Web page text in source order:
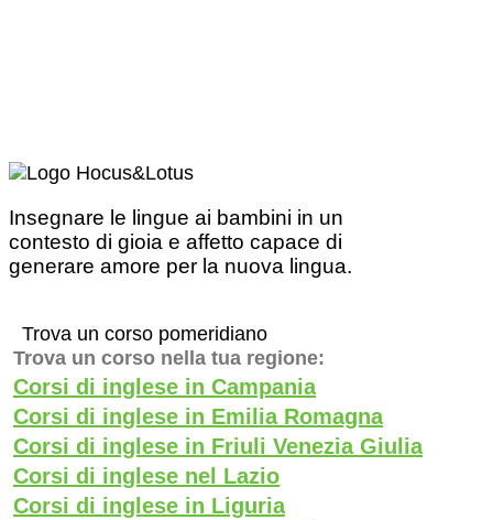
Insegnare le lingue ai bambini in un
contesto di gioia e affetto capace di
generare amore per la nuova lingua.
Trova un corso pomeridiano
Trova un corso nella tua regione:
Corsi di inglese in Campania
Corsi di inglese in Emilia Romagna
Corsi di inglese in Friuli Venezia Giulia
Corsi di inglese nel Lazio
Corsi di inglese in Liguria